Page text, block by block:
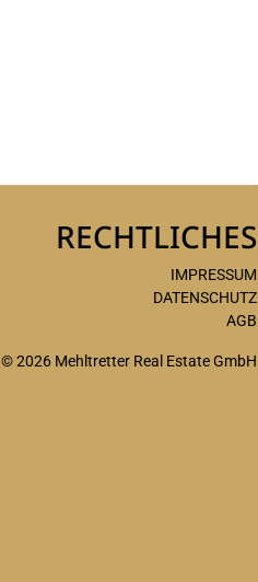
RECHTLICHES
IMPRESSUM
DATENSCHUTZ
AGB
© 2026 Mehltretter Real Estate GmbH